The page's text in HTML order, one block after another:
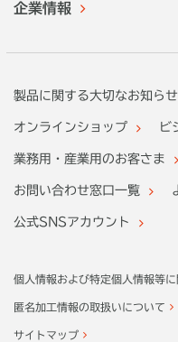
企業情報
製品に関する大切なお知らせ
オンラインショップ ビ
業務用・産業用のお客さま
お問い合わせ窓口一覧
公式SNSアカウント
個人情報および特定個人情報等
匿名加工情報の取扱いについて
サイトマップ